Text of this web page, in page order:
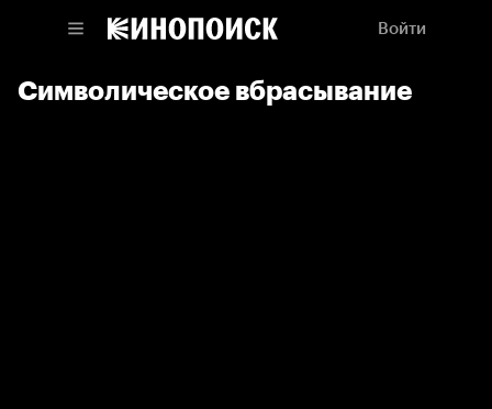
Войти
Символическое вбрасывание